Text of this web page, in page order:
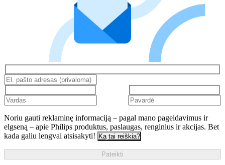
Noriu gauti reklaminę informaciją – pagal mano pageidavimus ir
elgseną – apie Philips produktus, paslaugas, renginius ir akcijas. Bet
kada galiu lengvai atsisakyti! Ką tai reiškia?
Pateikti